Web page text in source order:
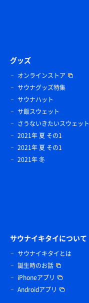
グッズ
オンラインストア
サウナグッズ特集
サウナハット
サ飯スウェット
さうないきたいスウェット
2021年 夏 その1
2021年 夏 その1
2021年 冬
サウナイキタイについて
サウナイキタイとは
誕生時のお話
iPhoneアプリ
Androidアプリ